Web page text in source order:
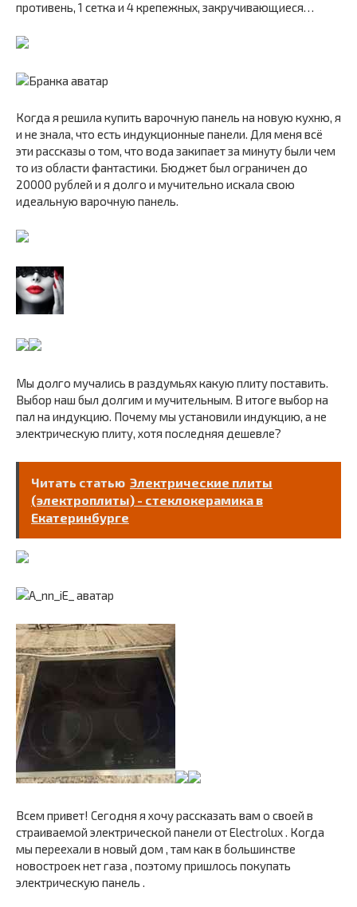
противень, 1 сетка и 4 крепежных, закручивающиеся…
Когда я решила купить варочную панель на новую кухню, я
и не знала, что есть индукционные панели. Для меня всё
эти рассказы о том, что вода закипает за минуту были чем
то из области фантастики. Бюджет был ограничен до
20000 рублей и я долго и мучительно искала свою
идеальную варочную панель.
Мы долго мучались в раздумьях какую плиту поставить.
Выбор наш был долгим и мучительным. В итоге выбор на
пал на индукцию. Почему мы установили индукцию, а не
электрическую плиту, хотя последняя дешевле?
Читать статью Электрические плиты
(электроплиты) - стеклокерамика в
Екатеринбурге
Всем привет! Сегодня я хочу рассказать вам о своей в
страиваемой электрической панели от Electrolux . Когда
мы переехали в новый дом , там как в большинстве
новостроек нет газа , поэтому пришлось покупать
электрическую панель .